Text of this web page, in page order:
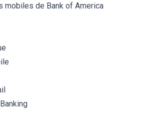
mobiles de Bank of America